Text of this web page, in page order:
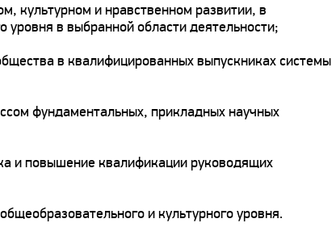
культурном и нравственном развитии, в
в выбранной области деятельности;
в квалифицированных выпускниках системы
фундаментальных, прикладных научных
и повышение квалификации руководящих
и культурного уровня.